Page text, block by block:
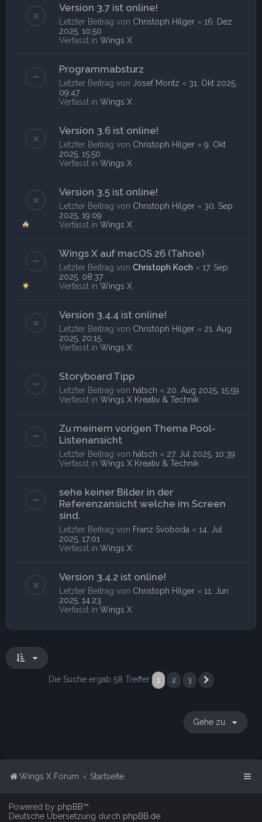
Version 3.7 ist online!
Letzter Beitrag von Christoph Hilger « 16. Dez
2025, 10:50
Verfasst in Wings X
Programmabsturz
Letzter Beitrag von Josef Moritz « 31. Okt 2025,
09:47
Verfasst in Wings X
Version 3.6 ist online!
Letzter Beitrag von Christoph Hilger « 9. Okt
2025, 15:50
Verfasst in Wings X
Version 3.5 ist online!
Letzter Beitrag von Christoph Hilger « 30. Sep
2025, 19:09
Verfasst in Wings X
Wings X auf macOS 26 (Tahoe)
Letzter Beitrag von Christoph Koch « 17. Sep
2025, 08:37
Verfasst in Wings X
Version 3.4.4 ist online!
Letzter Beitrag von Christoph Hilger « 21. Aug
2025, 20:15
Verfasst in Wings X
Storyboard Tipp
Letzter Beitrag von hätsch « 20. Aug 2025, 15:59
Verfasst in Wings X Kreativ & Technik
Zu meinem vorigen Thema Pool-
Listenansicht
Letzter Beitrag von hätsch « 27. Jul 2025, 10:39
Verfasst in Wings X Kreativ & Technik
sehe keiner Bilder in der
Referenzansicht welche im Screen
sind.
Letzter Beitrag von Franz Svoboda « 14. Jul
2025, 17:01
Verfasst in Wings X
Version 3.4.2 ist online!
Letzter Beitrag von Christoph Hilger « 11. Jun
2025, 14:23
Verfasst in Wings X
Die Suche ergab 58 Treffer 1 2 3
Gehe zu
Wings X Forum Startseite
Powered by phpBB™
Deutsche Übersetzung durch phpBB.de